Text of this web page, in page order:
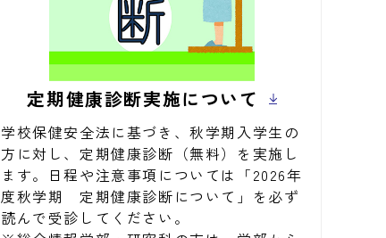
定期健康診断実施について
学校保健安全法に基づき、秋学期入学生の
方に対し、定期健康診断（無料）を実施し
ます。日程や注意事項については「2026年
度秋学期 定期健康診断について」を必ず
読んで受診してください。